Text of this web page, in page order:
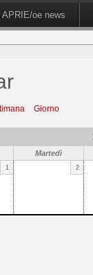
APRIE/oe news
Giorno
Martedì
1 2